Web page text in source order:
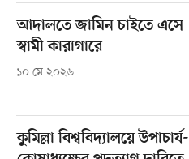
আদালতে জামিন চাইতে এসে
স্বামী কারাগারে
১০ মে ২০২৬
কুমিল্লা বিশ্ববিদ্যালয়ে উপাচার্য-